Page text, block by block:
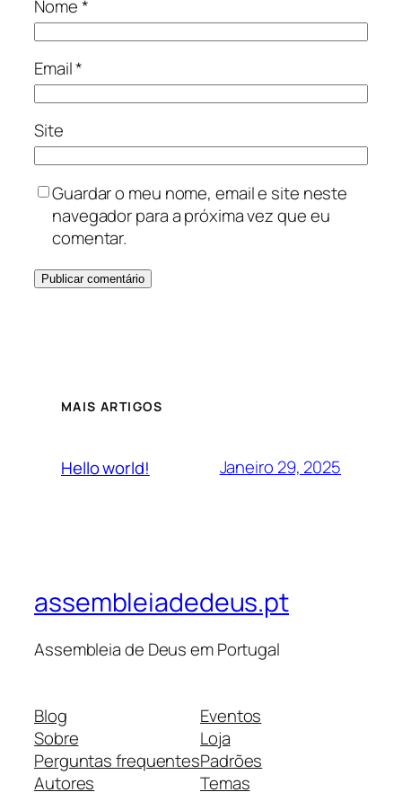
Nome*
Email*
Site
Guardar o meu nome, email e site neste
navegador para a próxima vez que eu
comentar.
MAIS ARTIGOS
Hello world! Janeiro 29, 2025
assembleiadedeus.pt
Assembleia de Deus em Portugal
Blog
Sobre
Perguntas frequentes
Autores
Eventos
Loja
Padrões
Temas